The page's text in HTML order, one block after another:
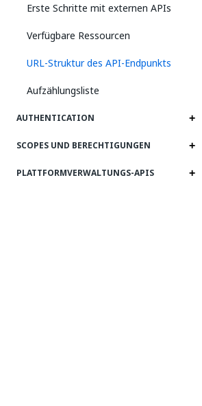
Erste Schritte mit externen APIs
Verfügbare Ressourcen
URL-Struktur des API-Endpunkts
Aufzählungsliste
AUTHENTICATION
SCOPES UND BERECHTIGUNGEN
PLATTFORMVERWALTUNGS-APIS